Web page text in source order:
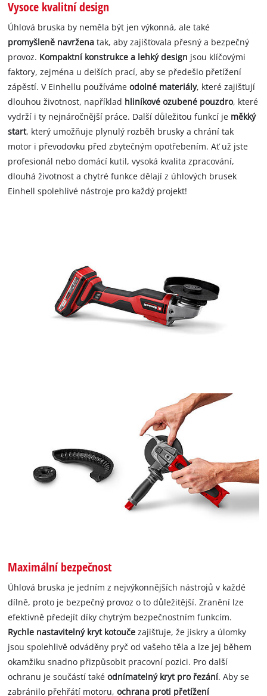
Vysoce kvalitní design
Úhlová bruska by neměla být jen výkonná, ale také
promyšleně navržena tak, aby zajišťovala přesný a bezpečný
provoz. Kompaktní konstrukce a lehký design jsou klíčovými
faktory, zejména u delších prací, aby se předešlo přetížení
zápěstí. V Einhellu používámeodolné materiály, které zajišťují
dlouhou životnost, například hliníkové ozubené pouzdro, které
vydrží i ty nejnáročnější práce. Další důležitou funkcí je měkký
start, který umožňuje plynulý rozběh brusky a chrání tak
motor i převodovku před zbytečným opotřebením. Ať už jste
profesionál nebo domácí kutil, vysoká kvalita zpracování,
dlouhá životnost a chytré funkce dělají z úhlových brusek
Einhell spolehlivé nástroje pro každý projekt!
Maximální bezpečnost
Úhlová bruska je jedním z nejvýkonnějších nástrojů v každé
dílně, proto je bezpečný provoz o to důležitější. Zranění lze
efektivně předejít díky chytrým bezpečnostním funkcím.
Rychle nastavitelný kryt kotouče zajišťuje, že jiskry a úlomky
jsou spolehlivě odváděny pryč od vašeho těla a lze jej během
okamžiku snadno přizpůsobit pracovní pozici. Pro další
ochranu je součástí takéodnímatelný kryt pro řezání. Aby se
zabránilo přehřátí motoru,ochrana proti přetížení